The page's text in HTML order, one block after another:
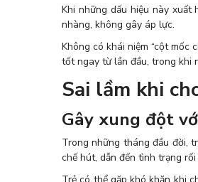
Khi những dấu hiệu này xuất
nhàng, không gây áp lực.
Không có khái niệm “cột
tốt ngay từ lần đầu, trong khi
Sai lầm khi
Gây xung đột
Trong những tháng đầu đời,
chế hút, dẫn đến tình trạng